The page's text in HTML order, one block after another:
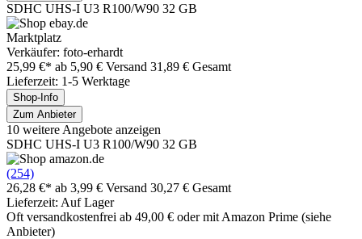
SDHC UHS-I U3 R100/W90 32 GB
Marktplatz
Verkäufer: foto-erhardt
25,99 €* ab 5,90 € Versand 31,89 € Gesamt
Lieferzeit: 1-5 Werktage
Shop-Info
Zum Anbieter
10 weitere Angebote anzeigen
SDHC UHS-I U3 R100/W90 32 GB
(254)
26,28 €* ab 3,99 € Versand 30,27 € Gesamt
Lieferzeit: Auf Lager
Oft versandkostenfrei ab 49,00 € oder mit Amazon Prime (siehe
Anbieter)